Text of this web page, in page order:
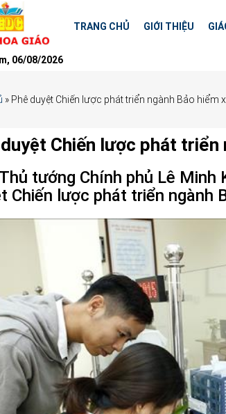
TRANG CHỦ GIỚI THIỆU
06/08/2026
» Phê duyệt Chiến lược phát triển ngành Bảo hiểm
Chiến lược phát triển
tướng Chính phủ Lê
Chiến lược phát triển ngành